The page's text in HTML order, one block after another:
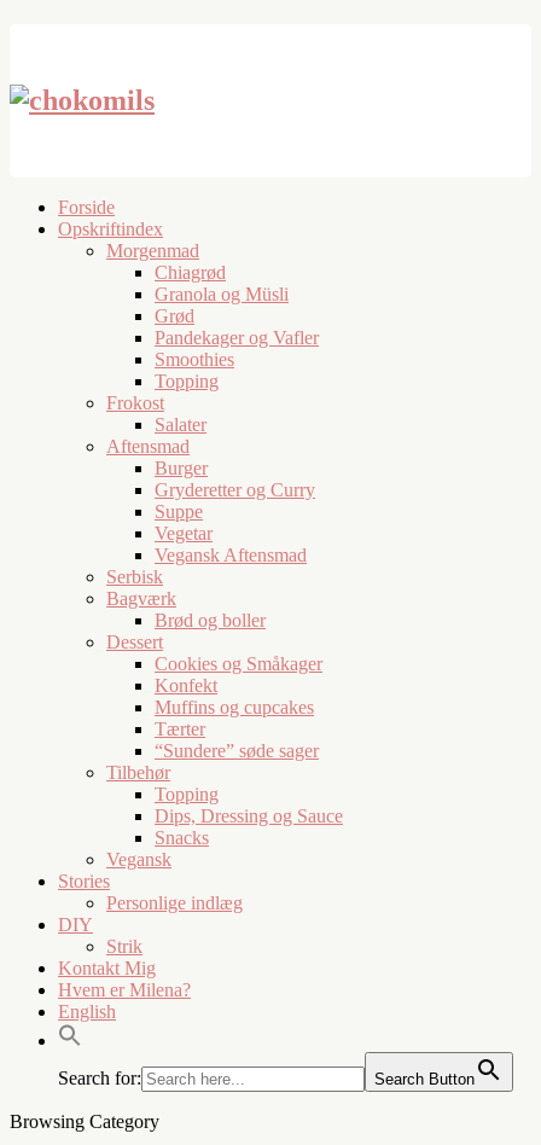
Forside
Opskriftindex
Morgenmad
Chiagrød
Granola og Müsli
Grød
Pandekager og Vafler
Smoothies
Topping
Frokost
Salater
Aftensmad
Burger
Gryderetter og Curry
Suppe
Vegetar
Vegansk Aftensmad
Serbisk
Bagværk
Brød og boller
Dessert
Cookies og Småkager
Konfekt
Muffins og cupcakes
Tærter
“Sundere” søde sager
Tilbehør
Topping
Dips, Dressing og Sauce
Snacks
Vegansk
Stories
Personlige indlæg
DIY
Strik
Kontakt Mig
Hvem er Milena?
English
Search for: Search Button
Browsing Category